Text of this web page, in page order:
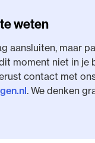
weten
aansluiten, maar
moment niet in je
contact met
. We denken